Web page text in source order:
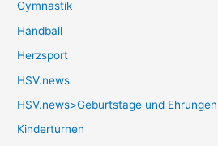
Gymnastik
Handball
Herzsport
HSV.news
HSV.news>Geburtstage und Ehrungen
Kinderturnen